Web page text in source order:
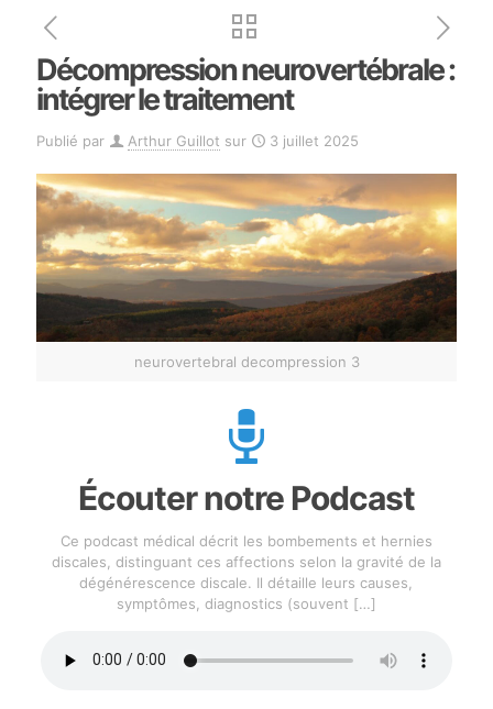
Décompression neurovertébrale :
intégrer le traitement
Publié par Arthur Guillot sur 3 juillet 2025
neurovertebral decompression 3
Écouter notre Podcast
Ce podcast médical décrit les bombements et hernies
discales, distinguant ces affections selon la gravité de la
dégénérescence discale. Il détaille leurs causes,
symptômes, diagnostics (souvent […]